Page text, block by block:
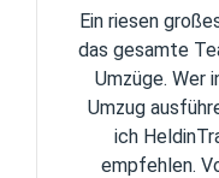
Ein riesen
das gesamte
Umzüge. Wer
Umzug
ich
empfehlen.